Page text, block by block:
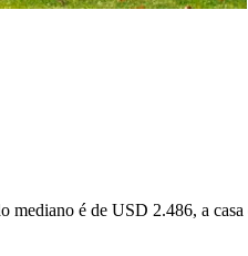
é de USD 2.486, a casa